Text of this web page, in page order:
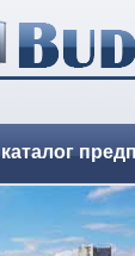
каталог